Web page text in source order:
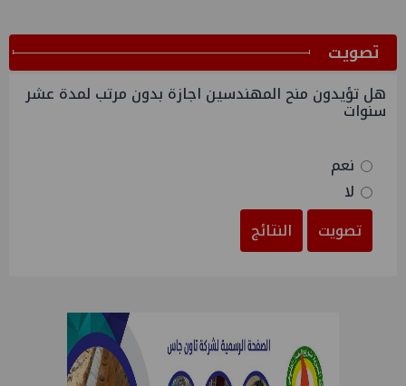
ﺗﺼﻮﻳﺖ
هل تؤيدون منح المهندسين اجازة بدون مرتب لمدة عشر
سنوات
نعم
لا
تصويت
النتائج